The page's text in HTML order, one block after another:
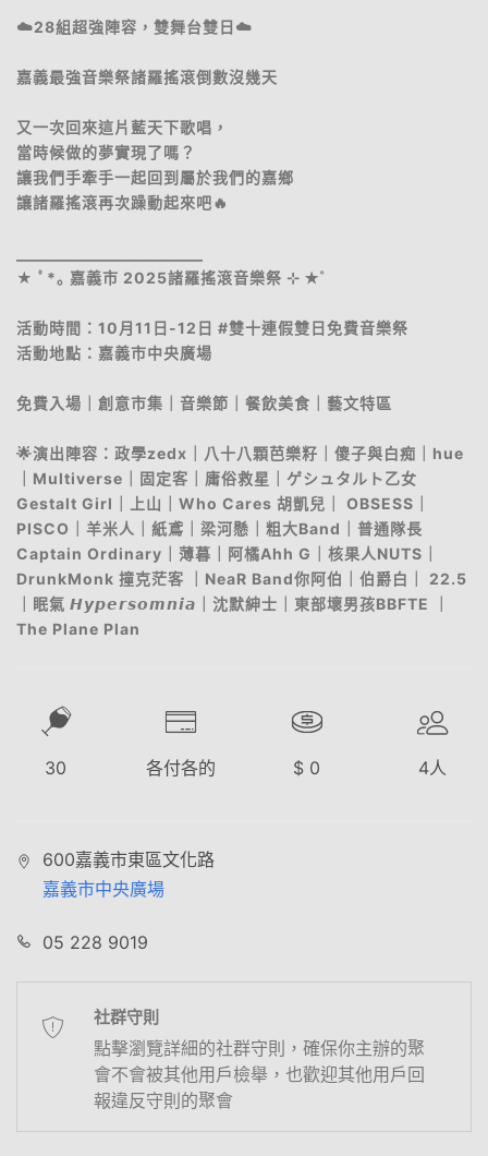
☁️28組超強陣容，雙舞台雙日☁️
嘉義最強音樂祭諸羅搖滾倒數沒幾天
又一次回來這片藍天下歌唱，
當時候做的夢實現了嗎？
讓我們手牽手一起回到屬於我們的嘉鄉
讓諸羅搖滾再次躁動起來吧🔥
★ ﾟ*｡ 嘉義市 2025諸羅搖滾音樂祭 ⊹ ✭˚
活動時間：10月11日-12日 #雙十連假雙日免費音樂祭
活動地點：嘉義市中央廣場
免費入場｜創意市集｜音樂節｜餐飲美食｜藝文特區
🌟演出陣容：政學zedx｜八十八顆芭樂籽｜傻子與白痴｜hue
｜Multiverse｜固定客｜庸俗救星｜ゲシュタルト乙女
Gestalt Girl｜上山｜Who Cares 胡凱兒｜ OBSESS｜
PISCO｜羊米人｜紙鳶｜梁河懸｜粗大Band｜普通隊長
Captain Ordinary｜薄暮｜阿橘Ahh G｜核果人NUTS｜
DrunkMonk 撞克茫客 ｜NeaR Band你阿伯｜伯爵白｜ 22.5
｜眠氣 𝙃𝙮𝙥𝙚𝙧𝙨𝙤𝙢𝙣𝙞𝙖｜沈默紳士｜東部壞男孩BBFTE ｜
The Plane Plan
30 各付各的 $ 0 4人
600嘉義市東區文化路
嘉義市中央廣場
05 228 9019
社群守則
點擊瀏覽詳細的社群守則，確保你主辦的聚
會不會被其他用戶檢舉，也歡迎其他用戶回
報違反守則的聚會